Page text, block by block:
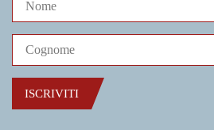
ISCRIVITI